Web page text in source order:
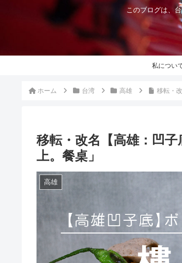
このブログは、
私につい
ホーム 台湾 高雄 移転・
移転・改名【高雄：凹
上。餐桌」
高雄